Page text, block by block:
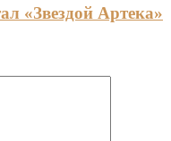
«Звездой Артека»